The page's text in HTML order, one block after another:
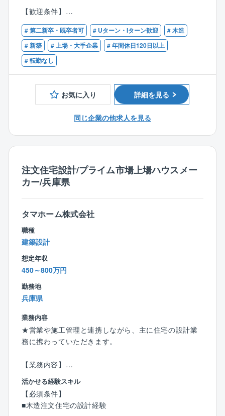
■提携保養所やスポーツクラブ施設を格安で利用可
【業務内容】
■お客様とのお打合せ
■打合せ内容をもとにプランニングボード、見積り作成
■受発注業務および、施工後の確認、立会い
■営業プランニング提案のサポート
【働き方】
い環境が整っています。
力をいれています。
【福利厚生】
住宅手当、子ども同伴勤務制度、半日/時間単位有給休
暇制度など福利厚生の充実度向上を図り、従業員が健
康で安心して働ける環境の整備への取り組みをより一
層積極的、継続的に推進してまいります。
【同社の強み】
低価格×良品質が強みであり、独自の流通／調達／工事
を導入したことで一般的な住宅坪単価の約半分の値段
を実現しています。
効率的な広告戦略による高認知度の獲得、さらに全国
に展示場を持つスケールメリットによる資材調達の優
す。
【歓迎条件】
■インテリア業界での業務経験
■インテリアコーディネーター資格
# 第二新卒・既卒者可 # Uターン・Iターン歓迎
# 木造
# 新築
# 上場・大手企業
# 年間休日120日以上
# 転勤なし
お気に入り 詳細を見る
同じ企業の他求人を見る
注文住宅設計/プライム市場上場ハウスメー
カー/兵庫県
タマホーム株式会社
職種
建築設計
想定年収
450～800万円
勤務地
兵庫県
業務内容
★営業や施工管理と連携しながら、主に住宅の設計業
務に携わっていただきます。
【業務内容】
＜確認申請業務／工事管理業務＞
■営業社員が作成したプランを法律や構造の観点からチ
ェック
■図面承認後、確認申請用図面 書類の作成
活かせる経験スキル
【必須条件】
■木造注文住宅の設計経験